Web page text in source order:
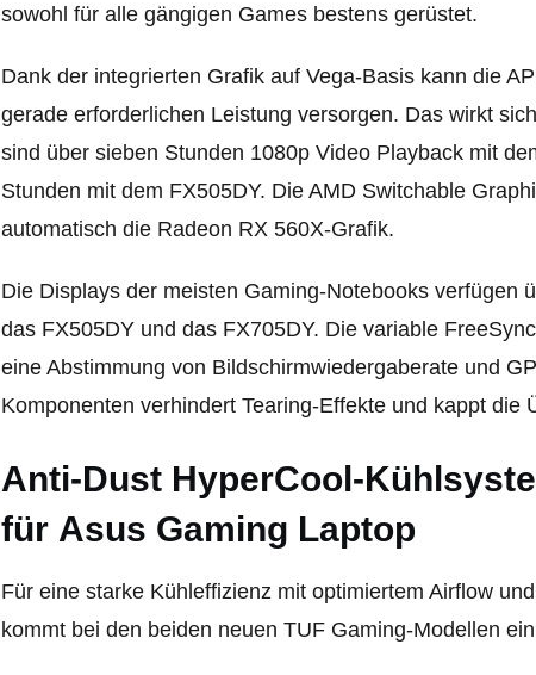
sowohl für alle gängigen Games bestens gerüstet.
Dank der integrierten Grafik auf Vega-Basis kann die
gerade erforderlichen Leistung versorgen. Das wirkt
sind über sieben Stunden 1080p Video Playback mit
Stunden mit dem FX505DY. Die AMD Switchable
automatisch die Radeon RX 560X-Grafik.
Die Displays der meisten Gaming-Notebooks verfügen
das FX505DY und das FX705DY. Die variable
eine Abstimmung von Bildschirmwiedergaberate und
Komponenten verhindert Tearing-Effekte und kappt die
Anti-Dust HyperCool-
für Asus Gaming Laptop
Für eine starke Kühleffizienz mit optimiertem Airflow
kommt bei den beiden neuen TUF Gaming-Modellen